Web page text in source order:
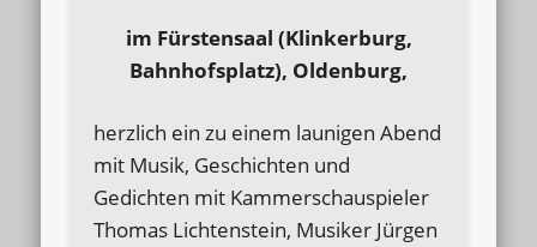
im Fürstensaal (Klinkerburg,
Bahnhofsplatz), Oldenburg,
herzlich ein zu einem launigen Abend
mit Musik, Geschichten und
Gedichten mit Kammerschauspieler
Thomas Lichtenstein, Musiker Jürgen